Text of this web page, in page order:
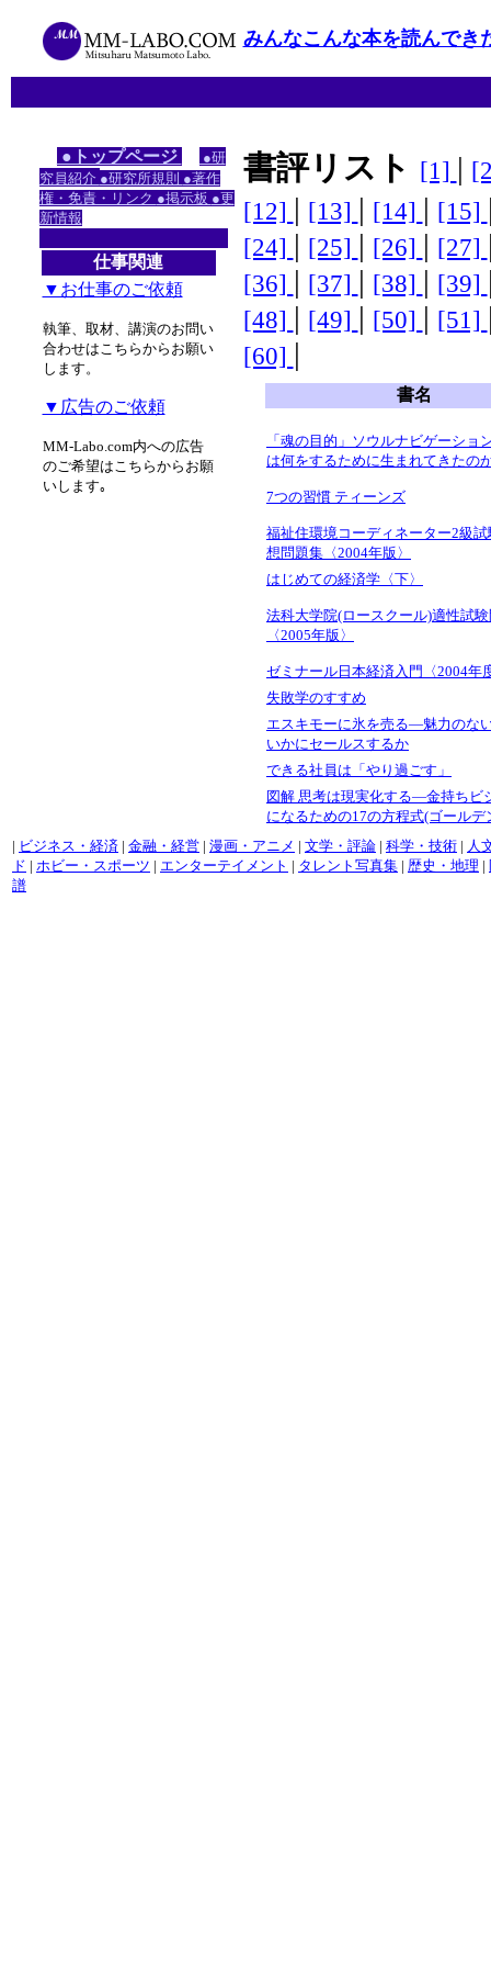
みんなこんな本を読んでき
●トップページ
●研
究員紹介 ●研究所規則 ●著作
権・免責・リンク ●掲示板 ●更
新情報
仕事関連
▼お仕事のご依頼
執筆、取材、講演のお問い
合わせはこちらからお願い
します。
▼広告のご依頼
MM-Labo.com内への広告
のご希望はこちらからお願
いします｡
書評リスト [1] |
[12] | [13] | [14] | [15]
[24] | [25] | [26] | [27]
[36] | [37] | [38] | [39]
[48] | [49] | [50] | [51]
[60] |
書名
「魂の目的」ソウルナビゲーショ
は何をするために生まれてきたの
7つの習慣 ティーンズ
福祉住環境コーディネーター2級
想問題集〈2004年版〉
はじめての経済学〈下〉
法科大学院(ロースクール)適性試
〈2005年版〉
ゼミナール日本経済入門〈2004年
失敗学のすすめ
エスキモーに氷を売る―魅力のな
いかにセールスするか
できる社員は「やり過ごす」
図解 思考は現実化する―金持ちビ
になるための17の方程式(ゴールデ
| ビジネス・経済 | 金融・経営 | 漫画・アニメ | 文学・評論 | 科学・技術 | 人
ド | ホビー・スポーツ | エンターテイメント | タレント写真集 | 歴史・地理 |
譜